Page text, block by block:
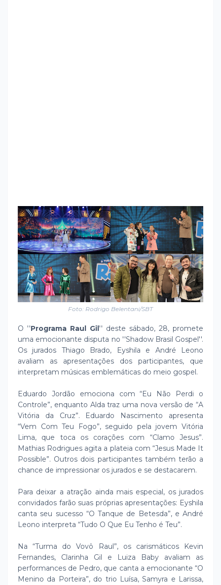
Foto: Rodrigo Belentani/SBT
O ''Programa Raul Gil'' deste sábado, 28, promete
uma emocionante disputa no ''Shadow Brasil Gospel''.
Os jurados Thiago Brado, Eyshila e André Leono
avaliam as apresentações dos participantes, que
interpretam músicas emblemáticas do meio gospel.
Eduardo Jordão emociona com “Eu Não Perdi o
Controle”, enquanto Alda traz uma nova versão de “A
Vitória da Cruz”. Eduardo Nascimento apresenta
“Vem Com Teu Fogo”, seguido pela jovem Vitória
Lima, que toca os corações com “Clamo Jesus”.
Mathias Rodrigues agita a plateia com “Jesus Made It
Possible”. Outros dois participantes também terão a
chance de impressionar os jurados e se destacarem.
Para deixar a atração ainda mais especial, os jurados
convidados farão suas próprias apresentações: Eyshila
canta seu sucesso “O Tanque de Betesda”, e André
Leono interpreta “Tudo O Que Eu Tenho é Teu”.
Na “Turma do Vovô Raul”, os carismáticos Kevin
Fernandes, Clarinha Gil e Luiza Baby avaliam as
performances de Pedro, que canta a emocionante “O
Menino da Porteira”, do trio Luísa, Samyra e Larissa,